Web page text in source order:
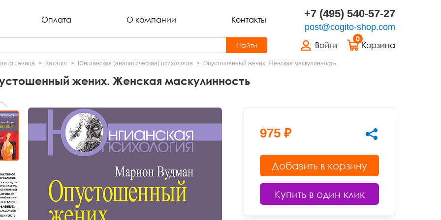
Оплата О компании Контакты +7 (495) 540-57-27
post@cogito-shop.com
Войти
0
Корзина
Найти
страница Каталог Юнгианская (аналитическая) психология Опустошенный жених. Женская маскулинность
жених. Женская маскулинность
975 ₽
Добавить в корзину
Купить в один клик